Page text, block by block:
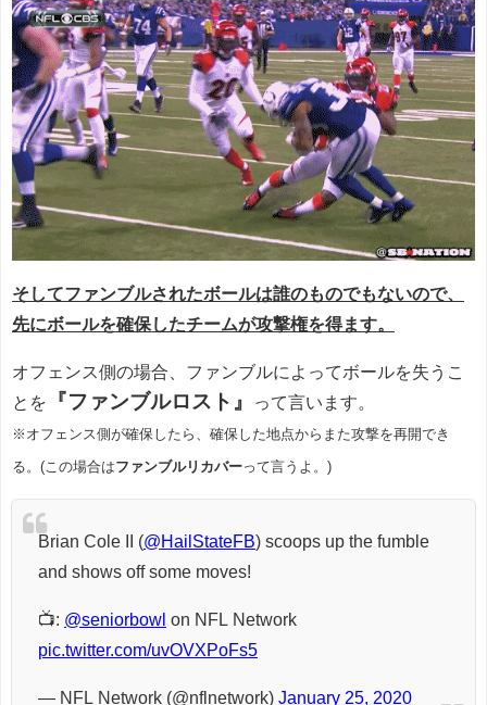
そしてファンブルされたボールは誰のものでもないので、
先にボールを確保したチームが攻撃権を得ます。
オフェンス側の場合、ファンブルによってボールを失うこ
とを
『ファンブルロスト』 って言います。
※オフェンス側が確保したら、確保した地点からまた攻撃を再開でき
る。(この場合はファンブルリカバーって言うよ。)
Brian Cole II (@HailStateFB) scoops up the fumble
and shows off some moves!
📺: @seniorbowl on NFL Network
pic.twitter.com/uvOVXPoFs5
— NFL Network (@nflnetwork) January 25, 2020